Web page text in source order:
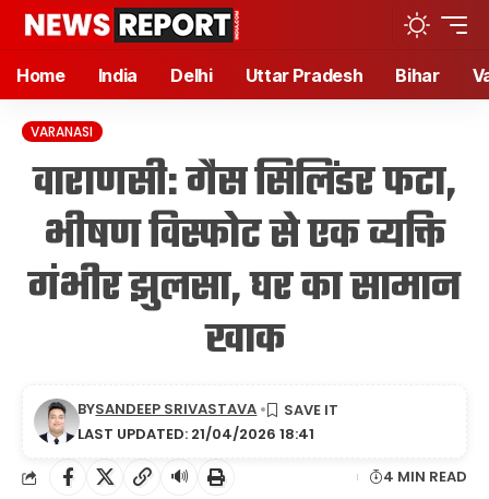
Home India Delhi Uttar Pradesh Bihar
VARANASI
वाराणसी: गैस सिलिंडर फटा,
भीषण विस्फोट से एक व्यक्ति
गंभीर झुलसा, घर का सामान
खाक
LAST UPDATED: 21/04/2026 18:41
BYSANDEEP SRIVASTAVA
🔊 4 MIN READ